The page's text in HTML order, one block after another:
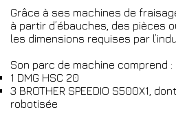
Grâce à ses machines de
à partir d’ébauches, des pièces
les dimensions requises par
Son parc de machine comprend :
1 DMG HSC 20
3 BROTHER SPEEDIO S500X1,
robotisée